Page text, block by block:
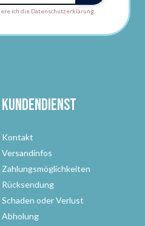
ich die Datenschutzerklärung.
Kundendienst
Kontakt
Versandinfos
Zahlungsmöglichkeiten
Rücksendung
Schaden oder Verlust
Abholung